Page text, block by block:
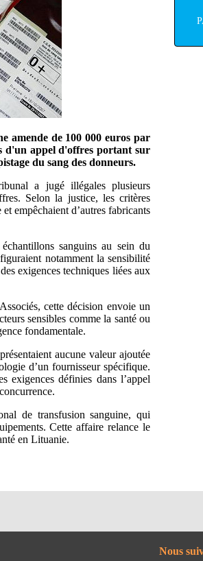
amende de 100 000 euros par
d'un appel d'offres portant sur
du sang des donneurs.
a jugé illégales plusieurs
Selon la justice, les critères
empêchaient d’autres fabricants
sanguins au sein du
notamment la sensibilité
exigences techniques liées aux
cette décision envoie un
sensibles comme la santé ou
fondamentale.
aucune valeur ajoutée
d’un fournisseur spécifique.
exigences définies dans l’appel
de transfusion sanguine, qui
Cette affaire relance le
en Lituanie.
Nous